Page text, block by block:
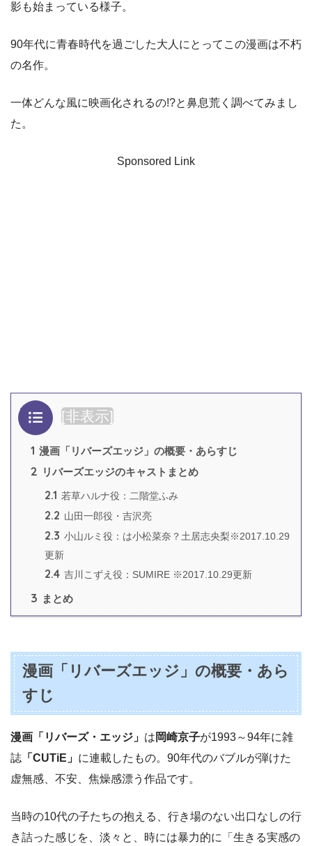
影も始まっている様子。
90年代に青春時代を過ごした大人にとってこの漫画は不朽
の名作。
一体どんな風に映画化されるの!?と鼻息荒く調べてみまし
た。
Sponsored Link
目次 [非表示]
1 漫画「リバーズエッジ」の概要・あらすじ
2 リバーズエッジのキャストまとめ
2.1 若草ハルナ役：二階堂ふみ
2.2 山田一郎役・吉沢亮
2.3 小山ルミ役：は小松菜奈？土居志央梨※2017.10.29
更新
2.4 吉川こずえ役：SUMIRE ※2017.10.29更新
3 まとめ
漫画「リバーズエッジ」の概要・あら
すじ
漫画「リバーズ・エッジ」 は 岡崎京子が1993～94年に雑
誌 「CUTiE」 に連載したもの。90年代のバブルが弾けた
虚無感、不安、焦燥感漂う作品です。
当時の10代の子たちの抱える、行き場のない出口なしの行
き詰った感じを、淡々と、時には暴力的に「生きる実感の